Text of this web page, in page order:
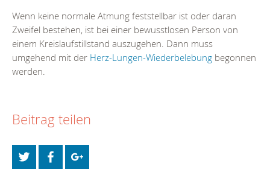
Wenn keine normale Atmung feststellbar ist oder daran
Zweifel bestehen, ist bei einer bewusstlosen Person von
einem Kreislaufstillstand auszugehen. Dann muss
umgehend mit der Herz-Lungen-Wiederbelebung begonnen
werden.
Beitrag teilen